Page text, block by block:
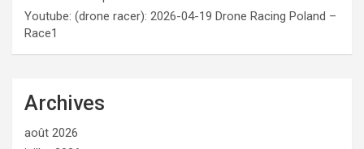
Youtube: (drone racer): 2026-04-19 Drone Racing Poland –
Race1
Archives
août 2026